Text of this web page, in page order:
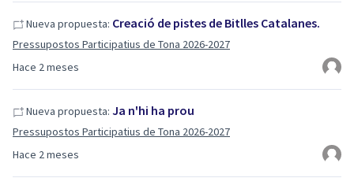
Hace 2 meses
Nueva propuesta: Creació de pistes de Bitlles Catalanes.
Pressupostos Participatius de Tona 2026-2027
Hace 2 meses
Nueva propuesta: Ja n'hi ha prou
Pressupostos Participatius de Tona 2026-2027